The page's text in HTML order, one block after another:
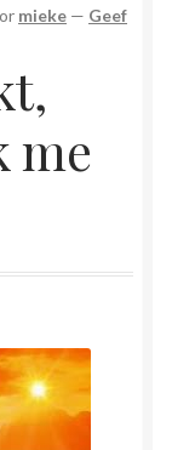
mieke — Geef
me